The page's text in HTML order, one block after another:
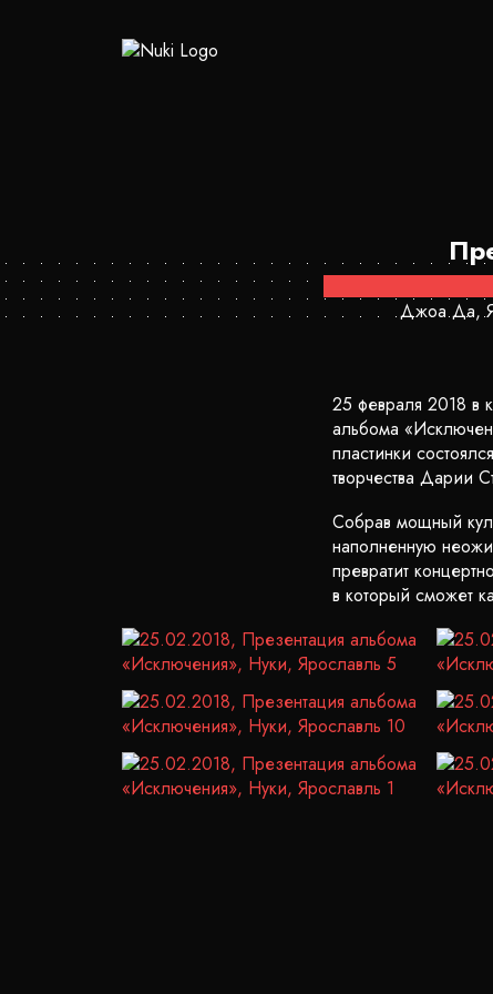
Джоа Да,
25 февраля 2018 в
альбома
пластинки
творчества Дарии
Собрав мощный
наполненную
превратит
в который сможет